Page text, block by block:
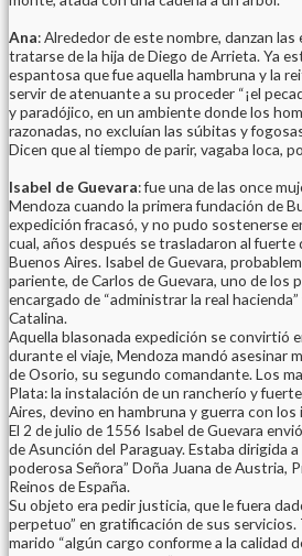
Ana: Alrededor de este nombre, danzan
tratarse de la hija de Diego de Arrieta. Ya
espantosa que fue aquella hambruna y la
servir de atenuante a su proceder “¡el
y paradójico, en un ambiente donde los
razonadas, no excluían las súbitas y
Dicen que al tiempo de parir, vagaba loca,
Isabel de Guevara: fue una de las once
Mendoza cuando la primera fundación de
expedición fracasó, y no pudo sostenerse
cual, años después se trasladaron al
Buenos Aires. Isabel de Guevara,
pariente, de Carlos de Guevara, uno de los
encargado de “administrar la real
Catalina.
Aquella blasonada expedición se convirtió
durante el viaje, Mendoza mandó asesinar
de Osorio, su segundo comandante. Los
Plata: la instalación de un rancherío y
Aires, devino en hambruna y guerra con los
El 2 de julio de 1556 Isabel de Guevara
de Asunción del Paraguay. Estaba dirigida
poderosa Señora” Doña Juana de Austria,
Reinos de España.
Su objeto era pedir justicia, que le fuera
perpetuo” en gratificación de sus servicios.
marido “algún cargo conforme a la calidad